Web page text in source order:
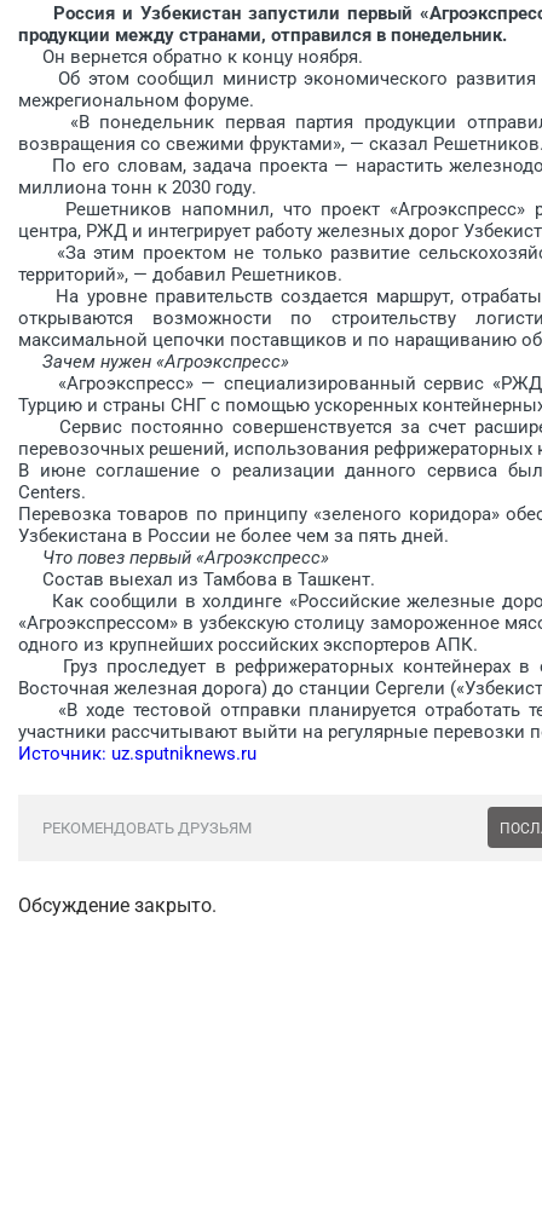
Россия и Узбекистан запустили первый
продукции между странами, отправился в понедельник.
Он вернется обратно к концу ноября.
Об этом сообщил министр экономического развития
межрегиональном форуме.
«В понедельник первая партия продукции
возвращения со свежими фруктами», — сказал
По его словам, задача проекта — нарастить
миллиона тонн к 2030 году.
Решетников напомнил, что проект «Агроэкспресс»
центра, РЖД и интегрирует работу железных дорог
«За этим проектом не только развитие
территорий», — добавил Решетников.
На уровне правительств создается маршрут,
открываются возможности по строительству
максимальной цепочки поставщиков и по наращиванию
Зачем нужен «Агроэкспресс»
«Агроэкспресс» — специализированный сервис
Турцию и страны СНГ с помощью ускоренных
Сервис постоянно совершенствуется за счет
перевозочных решений, использования рефрижераторных
В июне соглашение о реализации данного сервиса
Centers.
Перевозка товаров по принципу «зеленого коридора»
Узбекистана в России не более чем за пять дней.
Что повез первый «Агроэкспресс»
Состав выехал из Тамбова в Ташкент.
Как сообщили в холдинге «Российские железные
«Агроэкспрессом» в узбекскую столицу замороженное
одного из крупнейших российских экспортеров АПК.
Груз проследует в рефрижераторных контейнерах в
Восточная железная дорога) до станции Cергели
«В ходе тестовой отправки планируется отработать
участники рассчитывают выйти на регулярные перевозки
Источник: uz.sputniknews.ru
РЕКОМЕНДОВАТЬ ДРУЗЬЯМ
Обсуждение закрыто.